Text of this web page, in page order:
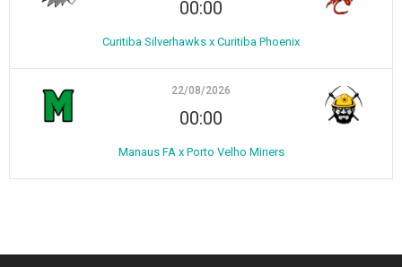
00:00
Curitiba Silverhawks x Curitiba Phoenix
22/08/2026
00:00
Manaus FA x Porto Velho Miners